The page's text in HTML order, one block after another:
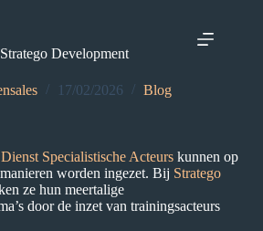
Development
17/02/2026 Blog
Specialistische Acteurskunnen op
worden ingezet. Bij Stratego
ze hun meertalige
door de inzet van trainingsacteurs